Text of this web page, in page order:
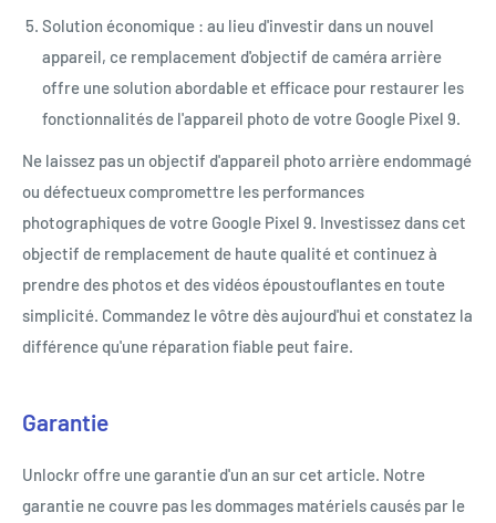
Solution économique : au lieu d'investir dans un nouvel
appareil, ce remplacement d'objectif de caméra arrière
offre une solution abordable et efficace pour restaurer les
fonctionnalités de l'appareil photo de votre Google Pixel 9.
Ne laissez pas un objectif d'appareil photo arrière endommagé
ou défectueux compromettre les performances
photographiques de votre Google Pixel 9. Investissez dans cet
objectif de remplacement de haute qualité et continuez à
prendre des photos et des vidéos époustouflantes en toute
simplicité. Commandez le vôtre dès aujourd'hui et constatez la
différence qu'une réparation fiable peut faire.
Garantie
Unlockr offre une garantie d'un an sur cet article. Notre
garantie ne couvre pas les dommages matériels causés par le